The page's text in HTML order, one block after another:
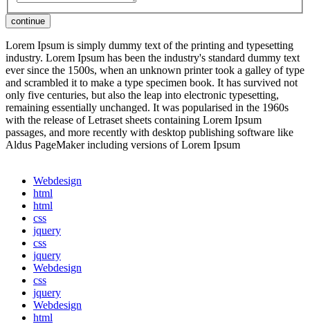
Lorem Ipsum is simply dummy text of the printing and typesetting
industry. Lorem Ipsum has been the industry's standard dummy text
ever since the 1500s, when an unknown printer took a galley of type
and scrambled it to make a type specimen book. It has survived not
only five centuries, but also the leap into electronic typesetting,
remaining essentially unchanged. It was popularised in the 1960s
with the release of Letraset sheets containing Lorem Ipsum
passages, and more recently with desktop publishing software like
Aldus PageMaker including versions of Lorem Ipsum
Webdesign
html
html
css
jquery
css
jquery
Webdesign
css
jquery
Webdesign
html